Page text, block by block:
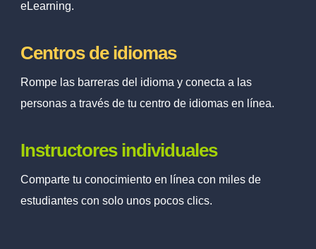
eLearning.
Centros de idiomas
Rompe las barreras del idioma y conecta a las
personas a través de tu centro de idiomas en línea.
Instructores individuales
Comparte tu conocimiento en línea con miles de
estudiantes con solo unos pocos clics.